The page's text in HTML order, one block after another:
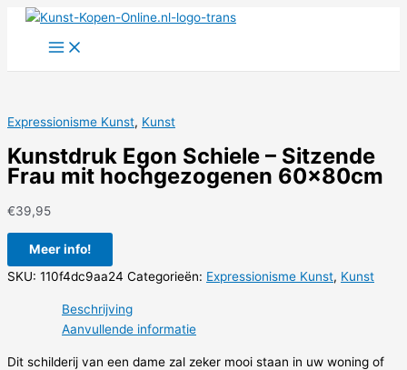
Expressionisme Kunst, Kunst
Kunstdruk Egon Schiele – Sitzende
Frau mit hochgezogenen 60x80cm
€39,95
Meer info!
SKU: 110f4dc9aa24 Categorieën: Expressionisme Kunst, Kunst
Beschrijving
Aanvullende informatie
Dit schilderij van een dame zal zeker mooi staan in uw woning of